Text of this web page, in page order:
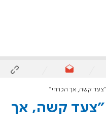
קשה, אך הכרחי"
"צעד קשה, אך